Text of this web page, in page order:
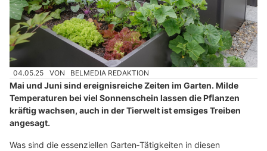
04.05.25 VON BELMEDIA REDAKTION
Mai und Juni sind ereignisreiche Zeiten im Garten. Milde
Temperaturen bei viel Sonnenschein lassen die Pﬂanzen
kräftig wachsen, auch in der Tierwelt ist emsiges Treiben
angesagt.
Was sind die essenziellen Garten‐Tätigkeiten in diesen